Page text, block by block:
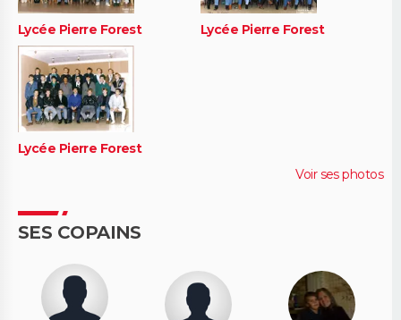
Lycée Pierre Forest Lycée Pierre Forest
Lycée Pierre Forest
Voir ses photos
SES COPAINS